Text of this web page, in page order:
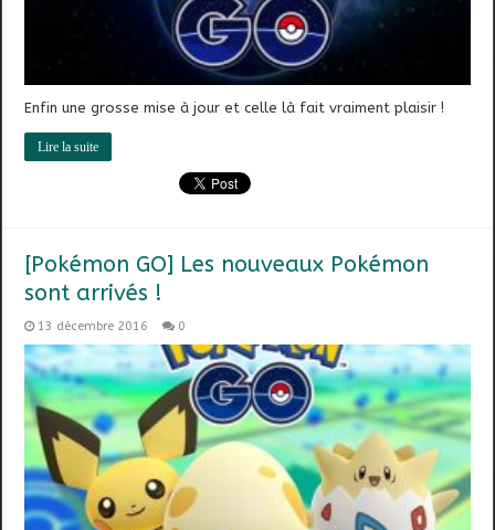
Enfin une grosse mise à jour et celle là fait vraiment plaisir !
Lire la suite
[Pokémon GO] Les nouveaux Pokémon
sont arrivés !
13 décembre 2016 0